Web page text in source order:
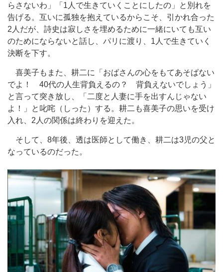
らさないわ」「1人で生きていくことにしたの」と別れを
告げる。互いに孤独を抱えているからこそ、引かれ合った
2人だが、詩史は寂しさを埋めるために一緒にいても互い
のためにならないと話し、パリに渡り、1人で生きていく
決断を下す。
喜美子もまた、耕二に「おばさんの心をもてあそばない
でよ！ 40代の人生背負えるの？ 背負えないでしょう」
と言って突き放し、「二度と人妻に手を出すんじゃない
よ！」と叱咤（しった）する。耕二も喜美子の思いを受け
入れ、2人の関係は終わりを迎えた。
そして、8年後、透は医師として働き、耕二は3児の父と
なっているのだった。